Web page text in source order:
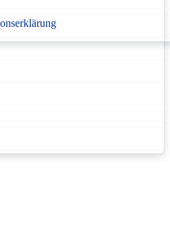
nach Medizinprodukterecht